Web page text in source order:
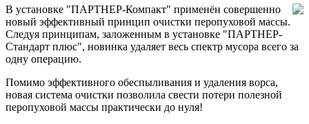
В установке "ПАРТНЕР-Компакт" применён совершенно
новый эффективный принцип очистки перопуховой массы.
Следуя принципам, заложенным в установке "ПАРТНЕР-
Стандарт плюс", новинка удаляет весь спектр мусора всего за
одну операцию.
Помимо эффективного обеспыливания и удаления ворса,
новая система очистки позволила свести потери полезной
перопуховой массы практически до нуля!